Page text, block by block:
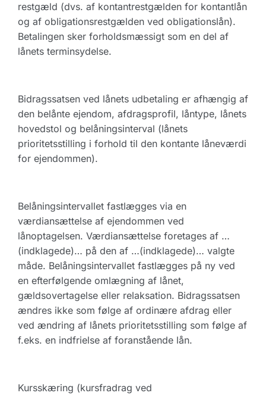
restgæld (dvs. af kontantrestgælden for kontantlån
og af obligationsrestgælden ved obligationslån).
Betalingen sker forholdsmæssigt som en del af
lånets terminsydelse.
Bidragssatsen ved lånets udbetaling er afhængig af
den belånte ejendom, afdragsprofil, låntype, lånets
hovedstol og belåningsinterval (lånets
prioritetsstilling i forhold til den kontante låneværdi
for ejendommen).
Belåningsintervallet fastlægges via en
værdiansættelse af ejendommen ved
lånoptagelsen. Værdiansættelse foretages af …
(indklagede)… på den af …(indklagede)… valgte
måde. Belåningsintervallet fastlægges på ny ved
en efterfølgende omlægning af lånet,
gældsovertagelse eller relaksation. Bidragssatsen
ændres ikke som følge af ordinære afdrag eller
ved ændring af lånets prioritetsstilling som følge af
f.eks. en indfrielse af foranstående lån.
Kursskæring (kursfradrag ved